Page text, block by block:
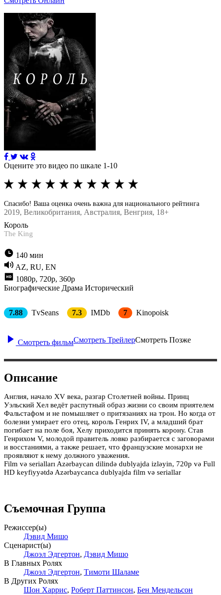
Оцените это видео по шкале 1-10
Спасибо! Ваша оценка очень важна для национального рейтинга
2019, Великобритания, Австралия, Венгрия, 18+
Король
The King
140 мин
AZ, RU, EN
1080p, 720p, 360p
Биографические Драма Исторический
7.88 TvSeans 7.3 IMDb 7 Kinopoisk
Смотреть фильмСмотреть ТрейлерСмотреть Позже
Описание
Англия, начало XV века, разгар Столетней войны. Принц
Уэльский Хел ведёт распутный образ жизни со своим приятелем
Фальстафом и не помышляет о притязаниях на трон. Но когда от
болезни умирает его отец, король Генрих IV, а младший брат
погибает на поле боя, Хелу приходится принять корону. Став
Генрихом V, молодой правитель ловко разбирается с заговорами
и восстаниями, а также решает, что французские монархи не
проявляют к нему должного уважения.
Film və serialları Azərbaycan dilində dublyajda izləyin, 720p və Full
HD keyfiyyətdə Azərbaycanca dublyajda film və seriallar
Съемочная Группа
Режиссер(ы)
Дэвид Мишо
Сценарист(ы)
Джоэл Эдгертон, Дэвид Мишо
В Главных Ролях
Джоэл Эдгертон, Тимоти Шаламе
В Других Ролях
Шон Харрис, Роберт Паттинсон, Бен Мендельсон